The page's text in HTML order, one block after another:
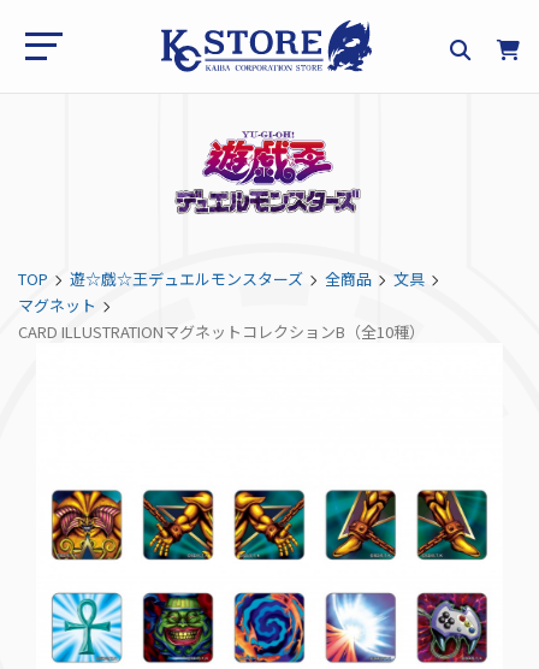
TOP 遊☆戯☆王デュエルモンスターズ 全商品
文具
マグネット
CARD ILLUSTRATIONマグネットコレクションB（全10種）